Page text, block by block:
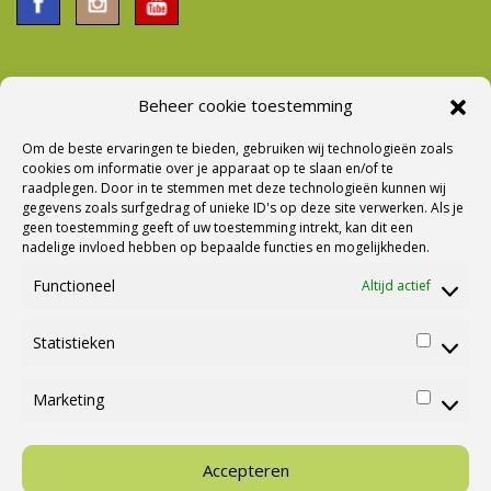
Beheer cookie toestemming
Om de beste ervaringen te bieden, gebruiken wij technologieën zoals
cookies om informatie over je apparaat op te slaan en/of te
raadplegen. Door in te stemmen met deze technologieën kunnen wij
gegevens zoals surfgedrag of unieke ID's op deze site verwerken. Als je
geen toestemming geeft of uw toestemming intrekt, kan dit een
nadelige invloed hebben op bepaalde functies en mogelijkheden.
Functioneel Altijd actief
Statistieken
Marketing
Accepteren
Ⓒ Cannenburg Caravans en Campers |